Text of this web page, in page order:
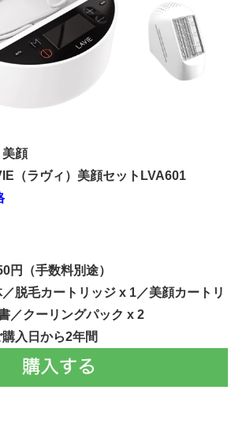
顔
（ラヴィ）美顔セットLVA601
円（手数料別途）
／脱毛カートリッジ x 1／美顔カートリ
／クーリングパック x 2
購入日から2年間